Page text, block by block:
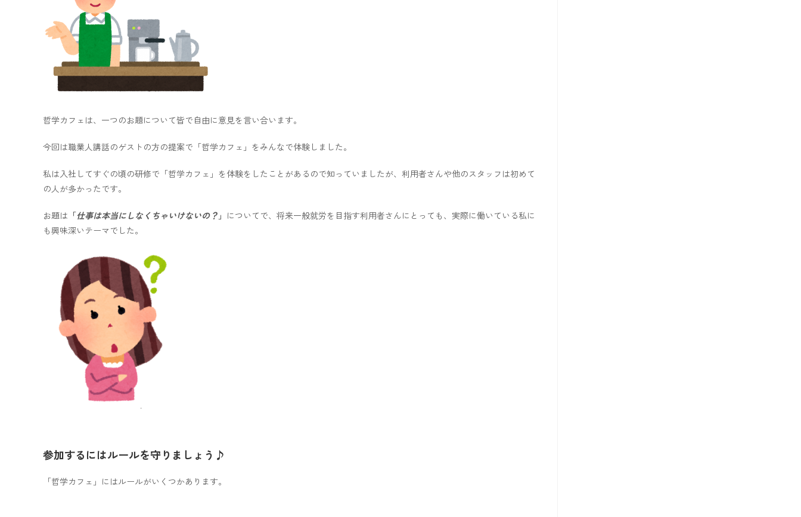
哲学カフェは、一つのお題について皆で自由に意見を言い合います。
今回は職業人講話のゲストの方の提案で「哲学カフェ」をみんなで体験しました。
私は入社してすぐの頃の研修で「哲学カフェ」を体験をしたことがあるので知っていましたが、利用者さんや他のスタッフは初めて
の人が多かったです。
お題は 「仕事は本当にしなくちゃいけないの？ 」 についてで、将来一般就労を目指す利用者さんにとっても、実際に働いている私に
も興味深いテーマでした。
参加するにはルールを守りましょう♪
「哲学カフェ」にはルールがいくつかあります。